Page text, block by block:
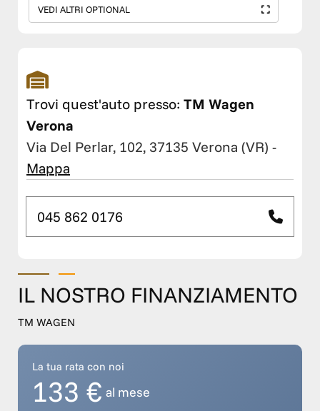
VEDI ALTRI OPTIONAL
Trovi quest'auto presso: TM Wagen
Verona
Via Del Perlar, 102, 37135 Verona (VR) -
Mappa
045 862 0176
IL NOSTRO FINANZIAMENTO
TM WAGEN
La tua rata con noi
133 € al mese